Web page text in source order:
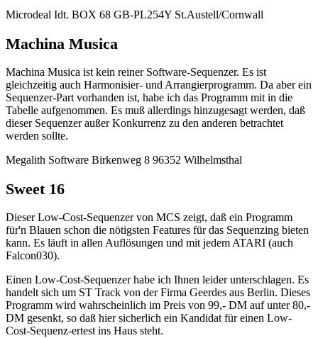
Microdeal Idt. BOX 68 GB-PL254Y St.Austell/Cornwall
Machina Musica
Machina Musica ist kein reiner Software-Sequenzer. Es ist
gleichzeitig auch Harmonisier- und Arrangierprogramm. Da aber ein
Sequenzer-Part vorhanden ist, habe ich das Programm mit in die
Tabelle aufgenommen. Es muß allerdings hinzugesagt werden, daß
dieser Sequenzer außer Konkurrenz zu den anderen betrachtet
werden sollte.
Megalith Software Birkenweg 8 96352 Wilhelmsthal
Sweet 16
Dieser Low-Cost-Sequenzer von MCS zeigt, daß ein Programm
für'n Blauen schon die nötigsten Features für das Sequenzing bieten
kann. Es läuft in allen Auflösungen und mit jedem ATARI (auch
Falcon030).
Einen Low-Cost-Sequenzer habe ich Ihnen leider unterschlagen. Es
handelt sich um ST Track von der Firma Geerdes aus Berlin. Dieses
Programm wird wahrscheinlich im Preis von 99,- DM auf unter 80,-
DM gesenkt, so daß hier sicherlich ein Kandidat für einen Low-
Cost-Sequenz-ertest ins Haus steht.